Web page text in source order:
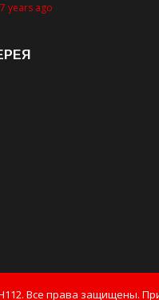
years ago
Все права защищены.